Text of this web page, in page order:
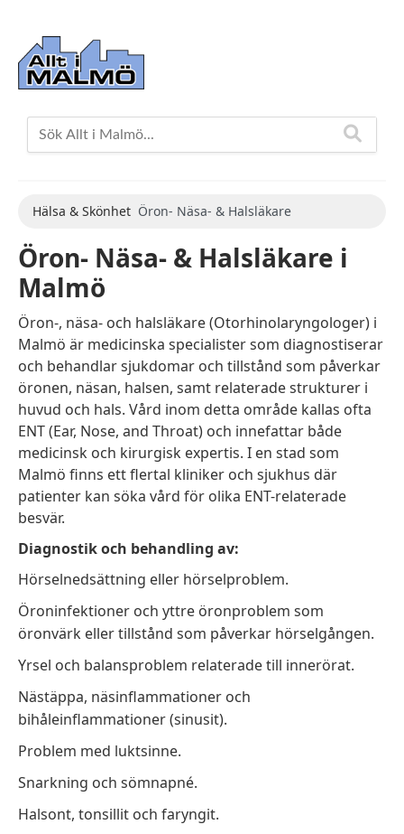
Hälsa & Skönhet Öron- Näsa- & Halsläkare
Öron- Näsa- & Halsläkare i
Malmö
Öron-, näsa- och halsläkare (Otorhinolaryngologer) i
Malmö är medicinska specialister som diagnostiserar
och behandlar sjukdomar och tillstånd som påverkar
öronen, näsan, halsen, samt relaterade strukturer i
huvud och hals. Vård inom detta område kallas ofta
ENT (Ear, Nose, and Throat) och innefattar både
medicinsk och kirurgisk expertis. I en stad som
Malmö finns ett flertal kliniker och sjukhus där
patienter kan söka vård för olika ENT-relaterade
besvär.
Diagnostik och behandling av:
Hörselnedsättning eller hörselproblem.
Öroninfektioner och yttre öronproblem som
öronvärk eller tillstånd som påverkar hörselgången.
Yrsel och balansproblem relaterade till innerörat.
Nästäppa, näsinflammationer och
bihåleinflammationer (sinusit).
Problem med luktsinne.
Snarkning och sömnapné.
Halsont, tonsillit och faryngit.